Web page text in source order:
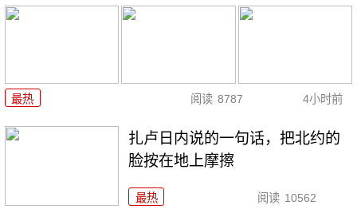
最热 阅读 8787 4小时前
扎卢日内说的一句话，把北约的
脸按在地上摩擦
最热 阅读 10562